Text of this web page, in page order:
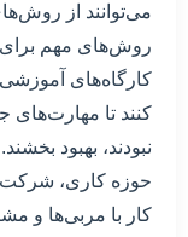
می‌توانند از
روش‌های مهم برای
کارگاه‌های
کنند تا مهارت‌های
نبودند، بهبود
حوزه کاری، شرکت
کار با مربی‌ها و